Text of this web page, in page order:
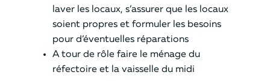
laver les locaux, s’assurer que les locaux
soient propres et formuler les besoins
pour d’éventuelles réparations
A tour de rôle faire le ménage du
réfectoire et la vaisselle du midi